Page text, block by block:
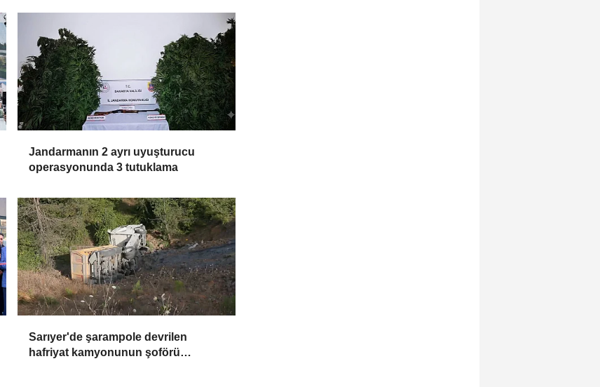
Jandarmanın 2 ayrı uyuşturucu
operasyonunda 3 tutuklama
Sarıyer'de şarampole devrilen
hafriyat kamyonunun şoförü